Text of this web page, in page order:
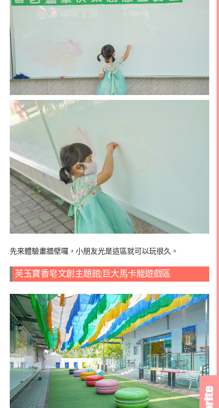
先來體驗畫牆壁囉，小朋友光是這區就可以玩很久。
芙玉寶香皂文創主題館|巨大馬卡龍遊戲區